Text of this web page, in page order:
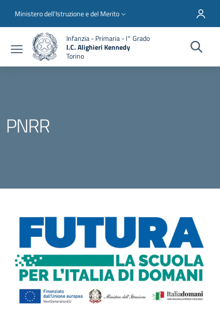
Slim top
Ministero dell'Istruzione e del Merito
Infanzia - Primaria - I° Grado
I.C. Alighieri Kennedy
Torino
PNRR